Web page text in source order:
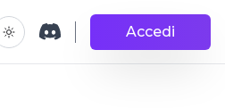
Accedi